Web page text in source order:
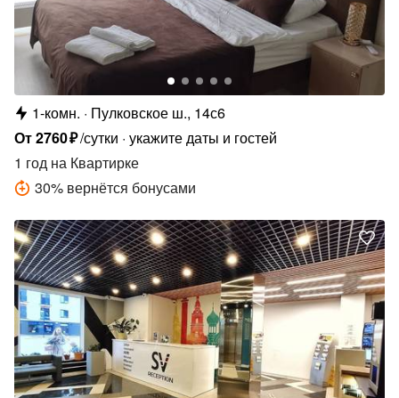
1-комн.
Пулковское ш., 14с6
От2760₽/сутки укажите даты и гостей
1 год на Квартирке
30% вернётся бонусами